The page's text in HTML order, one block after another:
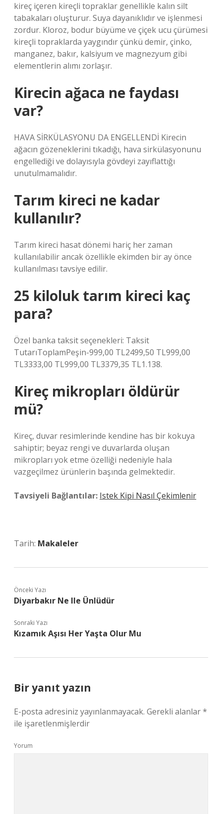
kireç içeren kireçli topraklar genellikle kalın silt
tabakaları oluşturur. Suya dayanıklıdır ve işlenmesi
zordur. Kloroz, bodur büyüme ve çiçek ucu çürümesi
kireçli topraklarda yaygındır çünkü demir, çinko,
manganez, bakır, kalsiyum ve magnezyum gibi
elementlerin alımı zorlaşır.
Kirecin ağaca ne faydası
var?
HAVA SİRKÜLASYONU DA ENGELLENDİ Kirecin
ağacın gözeneklerini tıkadığı, hava sirkülasyonunu
engellediği ve dolayısıyla gövdeyi zayıflattığı
unutulmamalıdır.
Tarım kireci ne kadar
kullanılır?
Tarım kireci hasat dönemi hariç her zaman
kullanılabilir ancak özellikle ekimden bir ay önce
kullanılması tavsiye edilir.
25 kiloluk tarım kireci kaç
para?
Özel banka taksit seçenekleri: Taksit
TutarıToplamPeşin-999,00 TL2499,50 TL999,00
TL3333,00 TL999,00 TL3379,35 TL1.138.
Kireç mikropları öldürür
mü?
Kireç, duvar resimlerinde kendine has bir kokuya
sahiptir; beyaz rengi ve duvarlarda oluşan
mikropları yok etme özelliği nedeniyle hala
vazgeçilmez ürünlerin başında gelmektedir.
Tavsiyeli Bağlantılar: Istek Kipi Nasıl Çekimlenir
Tarih: Makaleler
Önceki Yazı
Diyarbakır Ne Ile Ünlüdür
Sonraki Yazı
Kızamık Aşısı Her Yaşta Olur Mu
Bir yanıt yazın
E-posta adresiniz yayınlanmayacak. Gerekli alanlar*
ile işaretlenmişlerdir
Yorum